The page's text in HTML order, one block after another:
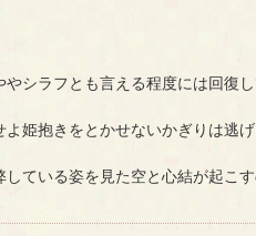
シラフとも言える程度には回復し
姫抱きをとかせないかぎりは逃
ている姿を見た空と心結が起こ